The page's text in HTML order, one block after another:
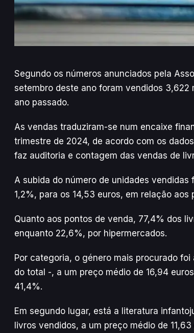
Segundo os números anunciados pela
setembro deste ano foram vendidos
ano passado.
As vendas traduziram-se num encaixe
trimestre de 2024, de acordo com os
faz auditoria e contagem das vendas de
A subida do número de unidades
1,2%, para os 14,53 euros, em relação
Quanto aos pontos de venda, 77,4% dos
enquanto 22,6%, por hipermercados.
Por categoria, o género mais procurado
do total -, a um preço médio de 16,94
41,4%.
Em segundo lugar, está a literatura
livros vendidos, a um preço médio de